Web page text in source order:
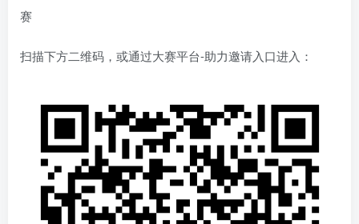
赛
扫描下方二维码，或通过大赛平台-助力邀请入口进入：